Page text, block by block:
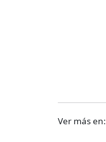
Ver más en: